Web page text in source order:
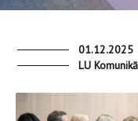
01.12.2025
LU